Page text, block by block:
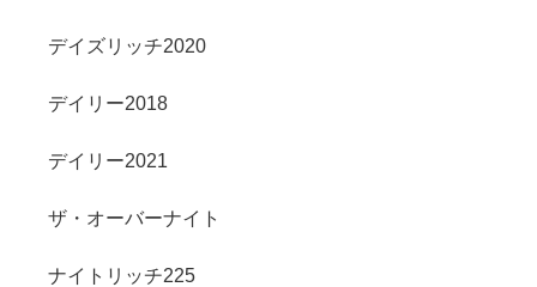
デイズリッチ2020
デイリー2018
デイリー2021
ザ・オーバーナイト
ナイトリッチ225